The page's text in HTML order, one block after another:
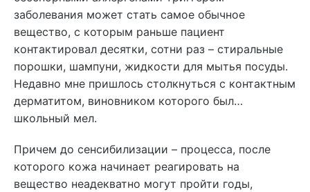
заболевания может стать самое обычное
вещество, с которым раньше пациент
контактировал десятки, сотни раз – стиральные
порошки, шампуни, жидкости для мытья посуды.
Недавно мне пришлось столкнуться с контактным
дерматитом, виновником которого был…
школьный мел.
Причем до сенсибилизации – процесса, после
которого кожа начинает реагировать на
вещество неадекватно могут пройти годы,